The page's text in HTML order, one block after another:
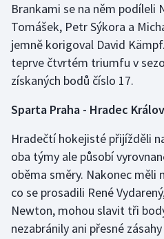
Plavání
Plážový volejbal
Ragby
Rychlobruslení
Rychlostní kanoistika
Short track
Sportovní střelba
Brankami se na něm podíleli
Tomášek, Petr Sýkora a
jemně korigoval David
teprve čtvrtém triumfu v
získaných bodů číslo 17.
Sparta Praha - Hradec
Hradečtí hokejisté přijížděli
oba týmy ale působí
oběma směry. Nakonec měli
co se prosadili René
Newton, mohou slavit tři
nezabránily ani přesné